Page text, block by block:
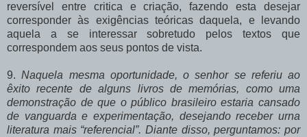
reversível entre critica e criação, fazendo esta desejar
corresponder às exigências teóricas daquela, e levando
aquela a se interessar sobretudo pelos textos que
correspondem aos seus pontos de vista.
9.Naquela mesma oportunidade, o senhor se referiu ao
êxito recente de alguns livros de memórias, como uma
demonstração de que o público brasileiro estaria cansado
de vanguarda e experimentação, desejando receber urna
literatura mais “referencial”. Diante disso, perguntamos: por